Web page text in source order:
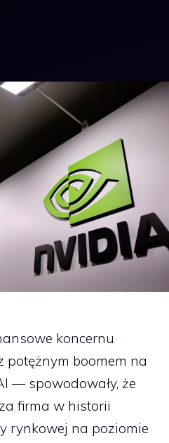
koncernu
boomem na
— spowodowały, że
firma w historii
rynkowej na poziomie